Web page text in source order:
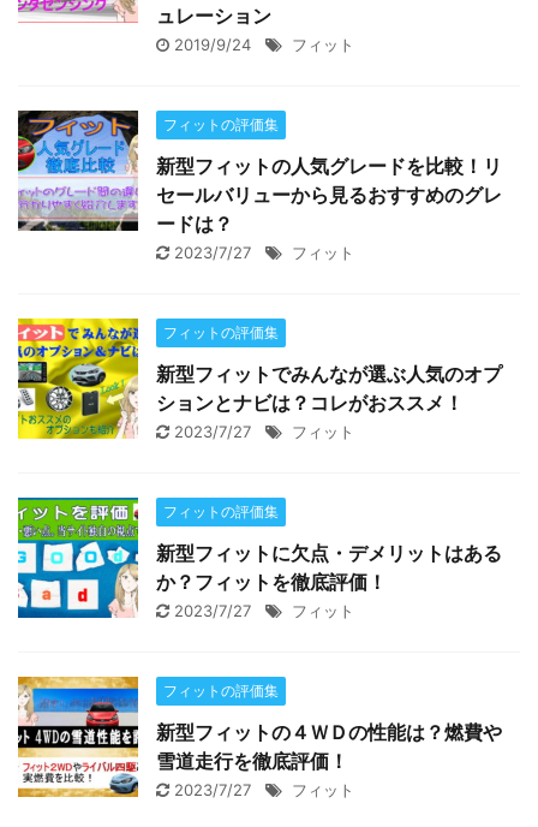
ュレーション
2019/9/24 フィット
フィットの評価集
新型フィットの人気グレードを比較！リ
セールバリューから見るおすすめのグレ
ードは？
2023/7/27 フィット
フィットの評価集
新型フィットでみんなが選ぶ人気のオプ
ションとナビは？コレがおススメ！
2023/7/27 フィット
フィットの評価集
新型フィットに欠点・デメリットはある
か？フィットを徹底評価！
2023/7/27 フィット
フィットの評価集
新型フィットの４ＷＤの性能は？燃費や
雪道走行を徹底評価！
2023/7/27 フィット